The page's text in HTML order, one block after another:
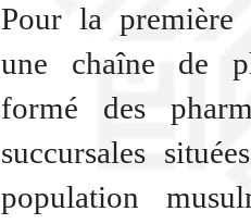
Pour la première
une chaîne de
formé des
succursales
population